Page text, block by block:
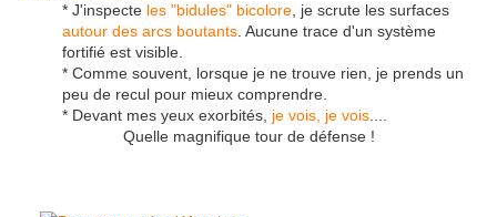
* J'inspecte les "bidules" bicolore , je scrute les surfaces
autour des arcs boutants . Aucune trace d'un système
fortifié est visible.
* Comme souvent, lorsque je ne trouve rien, je prends un
peu de recul pour mieux comprendre.
* Devant mes yeux exorbités, je vois, je vois
Quelle magnifique tour de défense !